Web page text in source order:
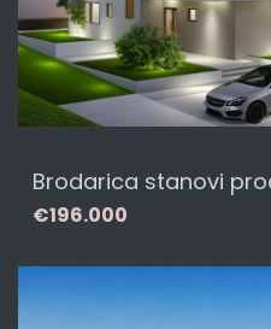
Brodarica stanovi
€196.000